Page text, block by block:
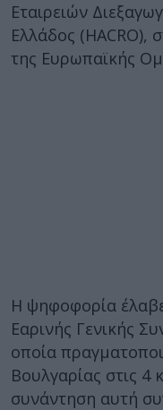
Εταιρειών
Ελλάδος (HACRO),
της Ευρωπαϊκής
Η ψηφοφορία
Εαρινής Γενικής
οποία
Βουλγαρίας στις 4
συνάντηση αυτή